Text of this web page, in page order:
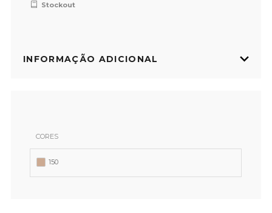
Stockout
INFORMAÇÃO ADICIONAL
CORES
150